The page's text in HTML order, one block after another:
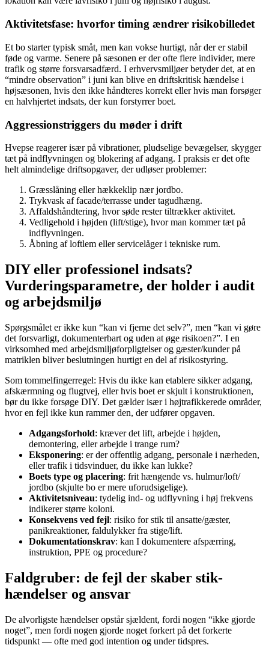
Aktivitetsfase: hvorfor timing ændrer risikobilledet
Et bo starter typisk småt, men kan vokse hurtigt, når der er stabil
føde og varme. Senere på sæsonen er der ofte flere individer, mere
trafik og større forsvarsadfærd. I erhvervsmiljøer betyder det, at en
“mindre observation” i juni kan blive en driftskritisk hændelse i
højsæsonen, hvis den ikke håndteres korrekt eller hvis man forsøger
en halvhjertet indsats, der kun forstyrrer boet.
Aggressionstriggers du møder i drift
Hvepse reagerer især på vibrationer, pludselige bevægelser, skygger
tæt på indflyvningen og blokering af adgang. I praksis er det ofte
helt almindelige driftsopgaver, der udløser problemer:
Græsslåning eller hækkeklip nær jordbo.
Trykvask af facade/terrasse under tagudhæng.
Affaldshåndtering, hvor søde rester tiltrækker aktivitet.
Vedligehold i højden (lift/stige), hvor man kommer tæt på
indflyvningen.
Åbning af loftlem eller servicelåger i tekniske rum.
DIY eller professionel indsats?
Vurderingsparametre, der holder i audit
og arbejdsmiljø
Spørgsmålet er ikke kun “kan vi fjerne det selv?”, men “kan vi gøre
det forsvarligt, dokumenterbart og uden at øge risikoen?”. I en
virksomhed med arbejdsmiljøforpligtelser og gæster/kunder på
matriklen bliver beslutningen hurtigt en del af risikostyring.
Som tommelfingerregel: Hvis du ikke kan etablere sikker adgang,
afskærmning og flugtvej, eller hvis boet er skjult i konstruktionen,
bør du ikke forsøge DIY. Det gælder især i højtrafikkerede områder,
hvor en fejl ikke kun rammer den, der udfører opgaven.
Adgangsforhold: kræver det lift, arbejde i højden,
demontering, eller arbejde i trange rum?
Eksponering: er der offentlig adgang, personale i nærheden,
eller trafik i tidsvinduer, du ikke kan lukke?
Boets type og placering: frit hængende vs. hulmur/loft/
jordbo (skjulte bo er mere uforudsigelige).
Aktivitetsniveau: tydelig ind- og udflyvning i høj frekvens
indikerer større koloni.
Konsekvens ved fejl: risiko for stik til ansatte/gæster,
panikreaktioner, faldulykker fra stige/lift.
Dokumentationskrav: kan I dokumentere afspærring,
instruktion, PPE og procedure?
Faldgruber: de fejl der skaber stik-
hændelser og ansvar
De alvorligste hændelser opstår sjældent, fordi nogen “ikke gjorde
noget”, men fordi nogen gjorde noget forkert på det forkerte
tidspunkt — ofte med god intention og under tidspres.